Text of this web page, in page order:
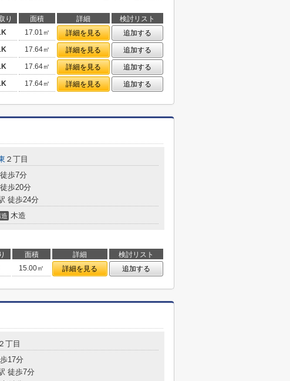
り 面積 詳細
検討リスト
17.01㎡ 詳細を見る
追加する
17.64㎡ 詳細を見る
追加する
17.64㎡ 詳細を見る
追加する
17.64㎡ 詳細を見る 追加する
２丁目
歩7分
歩20分
徒歩24分
木造
面積 詳細
検討リスト
15.00㎡ 詳細を見る 追加する
２丁目
17分
徒歩7分